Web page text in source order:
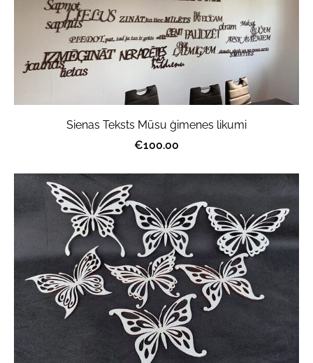
Sienas Teksts Mūsu ģimenes likumi
€100.00